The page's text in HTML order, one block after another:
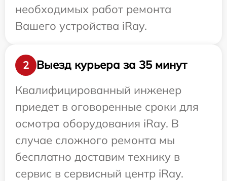
необходимых работ ремонта
Вашего устройства iRay.
2
Выезд курьера за 35 минут
Квалифицированный инженер
приедет в оговоренные сроки для
осмотра оборудования iRay. В
случае сложного ремонта мы
бесплатно доставим технику в
сервис в сервисный центр iRay.